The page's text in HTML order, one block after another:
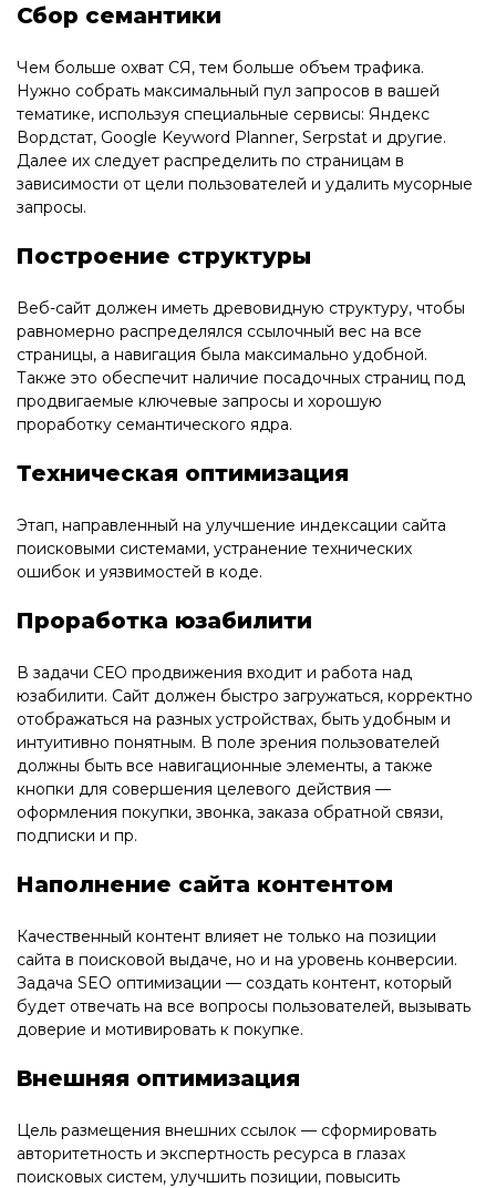
Сбор семантики
Чем больше охват СЯ, тем больше объем трафика.
Нужно собрать максимальный пул запросов в вашей
тематике, используя специальные сервисы: Яндекс
Вордстат, Google Keyword Planner, Serpstat и другие.
Далее их следует распределить по страницам в
зависимости от цели пользователей и удалить мусорные
запросы.
Построение структуры
Веб-сайт должен иметь древовидную структуру, чтобы
равномерно распределялся ссылочный вес на все
страницы, а навигация была максимально удобной.
Также это обеспечит наличие посадочных страниц под
продвигаемые ключевые запросы и хорошую
проработку семантического ядра.
Техническая оптимизация
Этап, направленный на улучшение индексации сайта
поисковыми системами, устранение технических
ошибок и уязвимостей в коде.
Проработка юзабилити
В задачи СЕО продвижения входит и работа над
юзабилити. Сайт должен быстро загружаться, корректно
отображаться на разных устройствах, быть удобным и
интуитивно понятным. В поле зрения пользователей
должны быть все навигационные элементы, а также
кнопки для совершения целевого действия —
оформления покупки, звонка, заказа обратной связи,
подписки и пр.
Наполнение сайта контентом
Качественный контент влияет не только на позиции
сайта в поисковой выдаче, но и на уровень конверсии.
Задача SEO оптимизации — создать контент, который
будет отвечать на все вопросы пользователей, вызывать
доверие и мотивировать к покупке.
Внешняя оптимизация
Цель размещения внешних ссылок — сформировать
авторитетность и экспертность ресурса в глазах
поисковых систем, улучшить позиции, повысить